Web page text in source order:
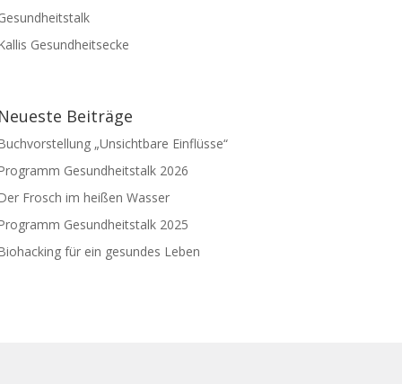
Gesundheitsecke
Beiträge
„Unsichtbare Einflüsse“
Gesundheitstalk 2026
Frosch im heißen Wasser
Gesundheitstalk 2025
für ein gesundes Leben